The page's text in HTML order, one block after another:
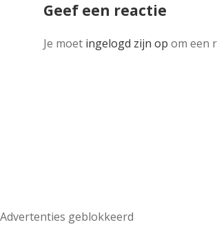
Geef een reactie
Je moet ingelogd zijn op om een
Advertenties geblokkeerd